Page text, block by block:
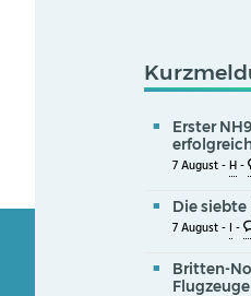
Erster
7 August -H-
Die
7 August -I -
Britten-